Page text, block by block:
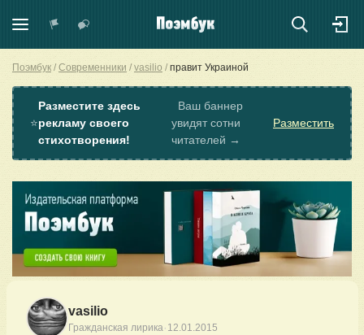
Поэмбук Современники vasilio правит Украиной
⭐
Разместите здесь
рекламу своего
стихотворения!
Ваш баннер
увидят сотни
читателей →
Разместить
vasilio
Гражданская лирика· 12.01.2015